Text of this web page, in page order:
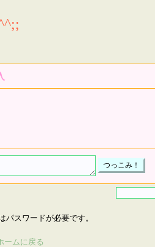
スワードが必要です。
ームに戻る